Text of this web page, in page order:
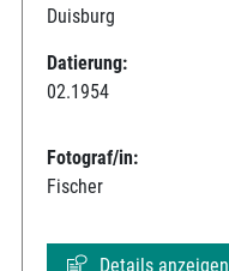
Duisburg
Datierung:
02.1954
Fotograf/in:
Fischer
Details anzeigen